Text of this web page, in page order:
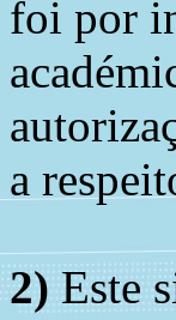
foi por
a
2) Este